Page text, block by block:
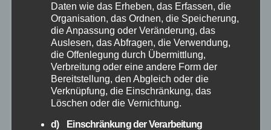
Februar 2025
Januar 2025
Dezember 2024
November 2024
Daten wie das Erheben, das Erfassen, die
Organisation, das Ordnen, die Speicherung,
die Anpassung oder Veränderung, das
Auslesen, das Abfragen, die Verwendung,
die Offenlegung durch Übermittlung,
Verbreitung oder eine andere Form der
Bereitstellung, den Abgleich oder die
Verknüpfung, die Einschränkung, das
Löschen oder die Vernichtung.
d) Einschränkung der Verarbeitung